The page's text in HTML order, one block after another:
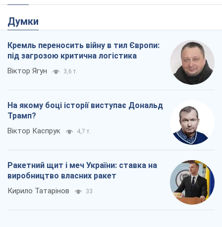
Думки
Кремль переносить війну в тил Європи:
під загрозою критична логістика
Віктор Ягун 3,6 т.
На якому боці історії виступає Дональд
Трамп?
Віктор Каспрук 4,7 т.
Ракетний щит і меч України: ставка на
виробництво власних ракет
Кирило Татарінов 33